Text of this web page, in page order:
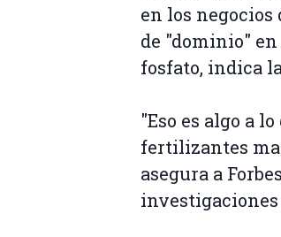
en los negocios
de "dominio"
fosfato, indica
"Eso es algo a
fertilizantes
asegura a